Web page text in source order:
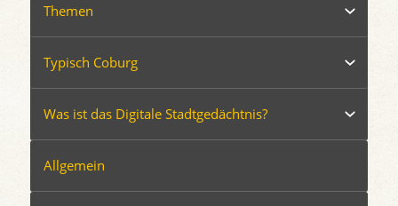
Themen
Typisch Coburg
Was ist das Digitale Stadtgedächtnis?
Allgemein